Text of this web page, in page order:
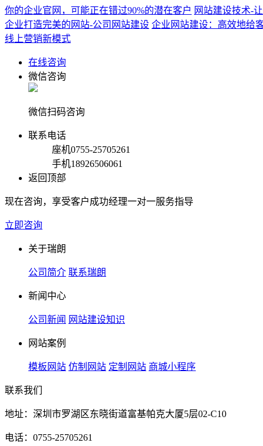
你的企业官网，可能正在错过90%的潜在客户 网站建设技术-
企业打造完美的网站-公司网站建设 企业网站建设：高效地给
线上营销新模式
在线咨询
微信咨询
微信扫码咨询
联系电话
座机0755-25705261
手机18926506061
返回顶部
现在咨询，享受客户成功经理一对一服务指导
立即咨询
关于瑞朗
公司简介 联系瑞朗
新闻中心
公司新闻 网站建设知识
网站案例
模板网站 仿制网站 定制网站 商城小程序
联系我们
地址：深圳市罗湖区东晓街道富基帕克大厦5层02-C10
电话：0755-25705261